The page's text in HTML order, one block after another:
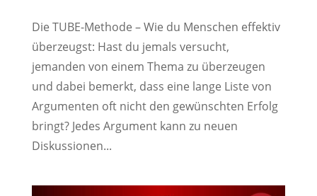
Die TUBE-Methode – Wie du Menschen effektiv
überzeugst: Hast du jemals versucht,
jemanden von einem Thema zu überzeugen
und dabei bemerkt, dass eine lange Liste von
Argumenten oft nicht den gewünschten Erfolg
bringt? Jedes Argument kann zu neuen
Diskussionen...